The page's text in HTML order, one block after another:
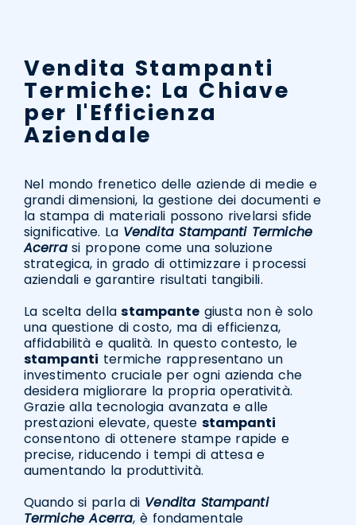
Vendita Stampanti
Termiche: La Chiave
per l'Efficienza
Aziendale
Nel mondo frenetico delle aziende di medie e
grandi dimensioni, la gestione dei documenti e
la stampa di materiali possono rivelarsi sfide
significative. La Vendita Stampanti Termiche
Acerrasi propone come una soluzione
strategica, in grado di ottimizzare i processi
aziendali e garantire risultati tangibili.
La scelta dellastampante giusta non è solo
una questione di costo, ma di efficienza,
affidabilità e qualità. In questo contesto, le
stampanti termiche rappresentano un
investimento cruciale per ogni azienda che
desidera migliorare la propria operatività.
Grazie alla tecnologia avanzata e alle
prestazioni elevate, queste stampanti
consentono di ottenere stampe rapide e
precise, riducendo i tempi di attesa e
aumentando la produttività.
Quando si parla di Vendita Stampanti
Termiche Acerra, è fondamentale